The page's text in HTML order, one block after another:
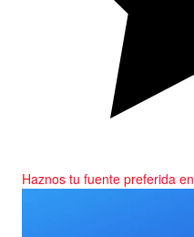
Haznos tu fuente preferida en